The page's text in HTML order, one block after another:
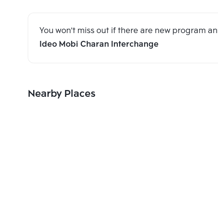
You won't miss out if there are new program
Ideo Mobi Charan Interchange
Nearby Places